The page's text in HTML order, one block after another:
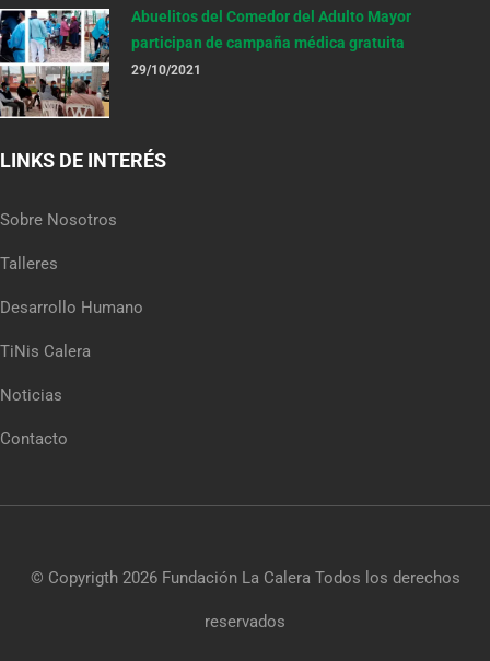
Abuelitos del Comedor del Adulto Mayor
participan de campaña médica gratuita
29/10/2021
LINKS DE INTERÉS
Sobre Nosotros
Talleres
Desarrollo Humano
TiNis Calera
Noticias
Contacto
© Copyrigth 2026 Fundación La CaleraTodos los derechos
reservados